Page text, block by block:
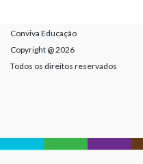
Conviva Educação
Copyright @ 2026
Todos os direitos reservados